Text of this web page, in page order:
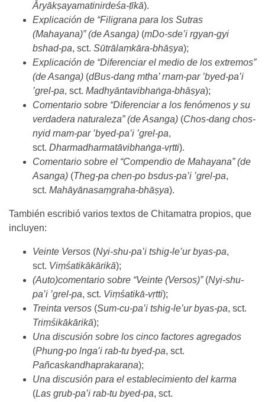
Āryākṣayamatinirdeśa-ṭīkā).
Explicación de “Filigrana para los Sutras
(Mahayana)” (de Asanga) (mDo-sde’i rgyan-gyi
bshad-pa, sct. Sūtrālaṃkāra-bhāṣya);
Explicación de “Diferenciar el medio de los extremos”
(de Asanga) (dBus-dang mtha’ rnam-par ’byed-pa’i
’grel-pa, sct. Madhyāntavibhaṅga-bhāṣya);
Comentario sobre “Diferenciar a los fenómenos y su
verdadera naturaleza” (de Asanga) (Chos-dang chos-
nyid rnam-par ’byed-pa’i ’grel-pa,
sct. Dharmadharmatāvibhaṅga-vṛtti).
Comentario sobre el “Compendio de Mahayana” (de
Asanga) (Theg-pa chen-po bsdus-pa’i ’grel-pa,
sct. Mahāyānasaṃgraha-bhāṣya).
También escribió varios textos de Chitamatra propios, que
incluyen:
Veinte Versos (Nyi-shu-pa’i tshig-le’ur byas-pa,
sct. Viṃśatikākārikā);
(Auto)comentario sobre “Veinte (Versos)”(Nyi-shu-
pa’i ’grel-pa, sct. Viṃśatikā-vṛtti);
Treinta versos (Sum-cu-pa’i tshig-le’ur byas-pa, sct.
Triṃśikākārikā);
Una discusión sobre los cinco factores agregados
(Phung-po lnga’i rab-tu byed-pa, sct.
Pañcaskandhaprakaraṇa);
Una discusión para el establecimiento del karma
(Las grub-pa’i rab-tu byed-pa, sct.